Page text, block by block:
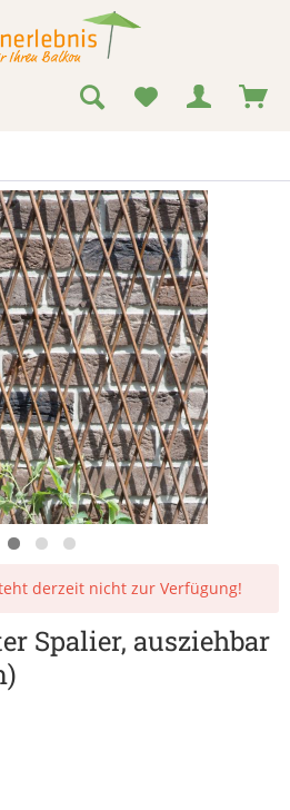
derzeit nicht zur Verfügung!
Spalier, ausziehbar